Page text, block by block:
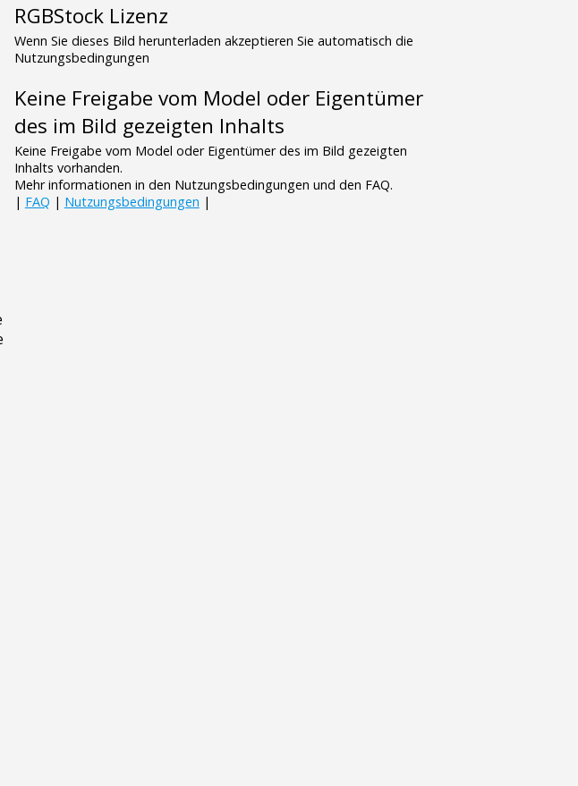
RGBStock Lizenz
Wenn Sie dieses Bild herunterladen akzeptieren Sie automatisch die
Nutzungsbedingungen
Keine Freigabe vom Model oder Eigentümer
des im Bild gezeigten Inhalts
Keine Freigabe vom Model oder Eigentümer des im Bild gezeigten
Inhalts vorhanden.
Mehr informationen in den Nutzungsbedingungen und den FAQ.
| FAQ | Nutzungsbedingungen |